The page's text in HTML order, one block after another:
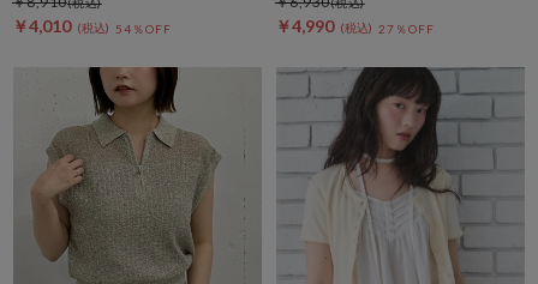
￥4,010 54％OFF ￥4,990 27％OFF